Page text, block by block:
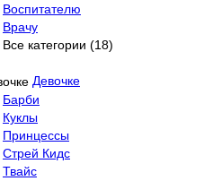
Воспитателю
Врачу
Все категории (18)
Девочке
Барби
Куклы
Принцессы
Стрей Кидс
Твайс